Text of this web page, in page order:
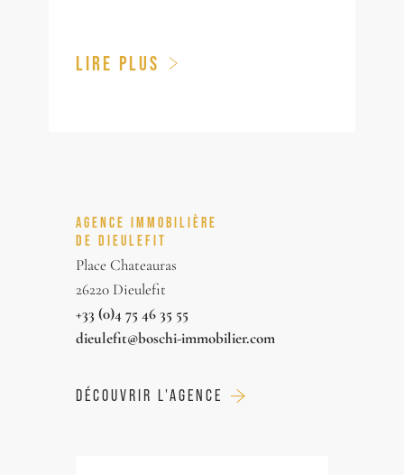
LIRE PLUS
AGENCE IMMOBILIÈRE
DE DIEULEFIT
Place Chateauras
26220 Dieulefit
+33 (0)4 75 46 35 55
dieulefit@boschi-immobilier.com
DÉCOUVRIR L'AGENCE